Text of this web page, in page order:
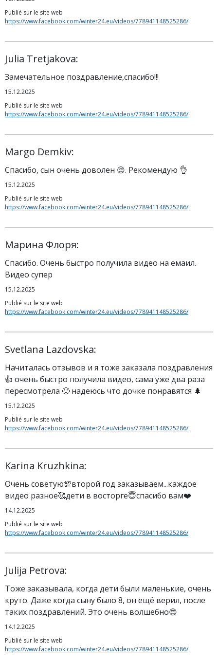
Publié sur le site web
https://www.facebook.com/winter24.eu/videos/778941148525286/
Julia Tretjakova:
Замечательное поздравление,спасибо!!!
15.12.2025
Publié sur le site web
https://www.facebook.com/winter24.eu/videos/778941148525286/
Margo Demkiv:
Спасибо, сын очень доволен 😌. Рекомендую 👌
15.12.2025
Publié sur le site web
https://www.facebook.com/winter24.eu/videos/778941148525286/
Марина Флоря:
Спасибо. Очень быстро получила видео на емаил.
Видео супер
15.12.2025
Publié sur le site web
https://www.facebook.com/winter24.eu/videos/778941148525286/
Svetlana Lazdovska:
Начиталась отзывов и я тоже заказала поздравления
👍 очень быстро получила видео, сама уже два раза
пересмотрела 🙂 надеюсь что дочке понравятся 🌲
15.12.2025
Publié sur le site web
https://www.facebook.com/winter24.eu/videos/778941148525286/
Karina Kruzhkina:
Очень советую💯второй год заказываем...каждое
видео разное🥰дети в восторге😇спасибо вам❤️
14.12.2025
Publié sur le site web
https://www.facebook.com/winter24.eu/videos/778941148525286/
Julija Petrova:
Тоже заказывала, когда дети были маленькие, очень
круто. Даже когда сыну было 8, он ещё верил, после
таких поздравлений. Это очень волшебно😍
14.12.2025
Publié sur le site web
https://www.facebook.com/winter24.eu/videos/778941148525286/